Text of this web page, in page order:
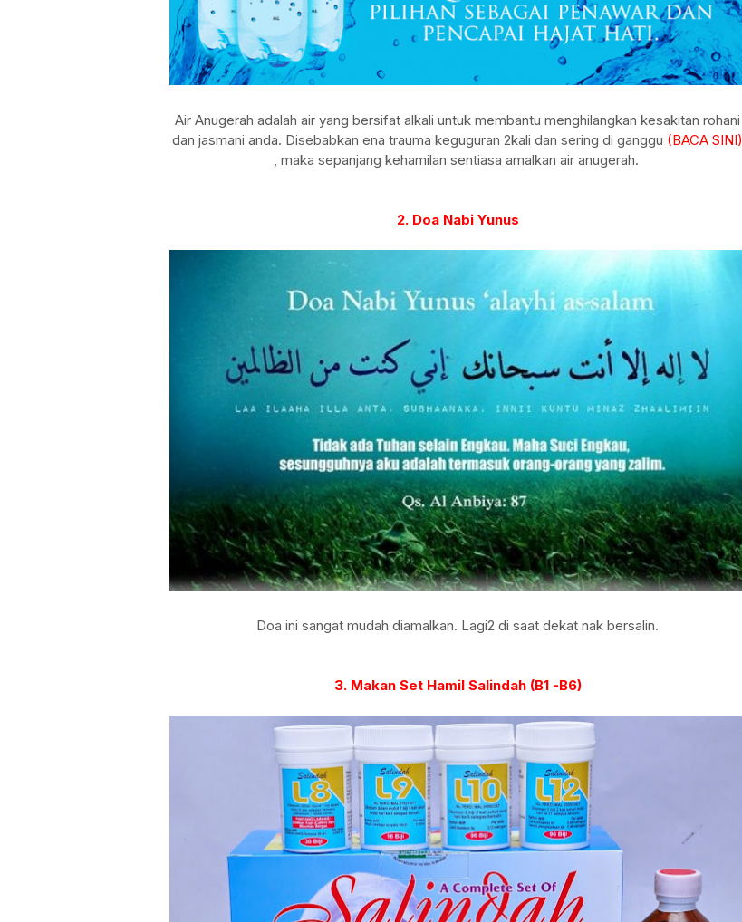
Air Anugerah adalah air yang bersifat alkali untuk membantu menghilangkan kesakitan rohani
dan jasmani anda. Disebabkan ena trauma keguguran 2kali dan sering di ganggu (BACA SINI)
, maka sepanjang kehamilan sentiasa amalkan air anugerah.
2. Doa Nabi Yunus
Doa ini sangat mudah diamalkan. Lagi2 di saat dekat nak bersalin.
3. Makan Set Hamil Salindah (B1 -B6)